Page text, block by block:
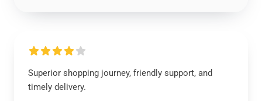
Superior shopping journey, friendly support, and
timely delivery.